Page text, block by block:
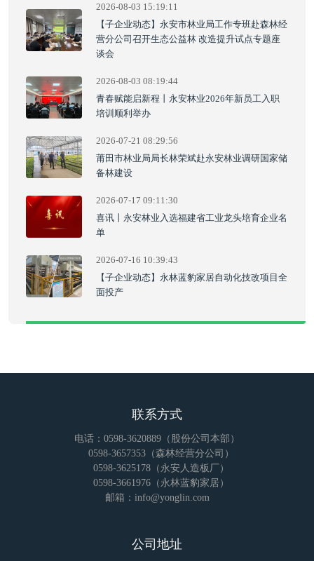
2026-08-03 15:19:11
【子企业动态】永安市林业局工作专班赴森林经
营分公司召开生态公益林 改造提升试点专题座
谈会
2026-08-03 08:19:44
青春赋能启新程丨永安林业2026年新员工入职
培训顺利举办
2026-07-21 08:29:56
莆田市林业局局长林荣斌赴永安林业调研国家储
备林建设
2026-07-17 09:11:30
喜讯丨永安林业入选福建省工业龙头培育企业名
单
2026-07-16 10:39:43
【子企业动态】永林蓝豹家居自动化技改项目全
面投产
联系方式
电话：0598-3620889（股份公司本部）
0598-3657353（森林经营分公司）
0598-3625178（永安人造板厂）
0598-3661976（永林蓝豹家居）
邮箱：info@yonglin.com
公司地址